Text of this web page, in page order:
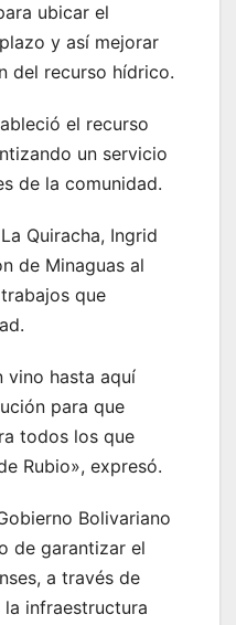
ubicar el
y así mejorar
del recurso hídrico.
el recurso
un servicio
de la comunidad.
Quiracha, Ingrid
de Minaguas al
que
vino hasta aquí
para que
todos los que
Rubio», expresó.
Bolivariano
de garantizar el
a través de
la infraestructura